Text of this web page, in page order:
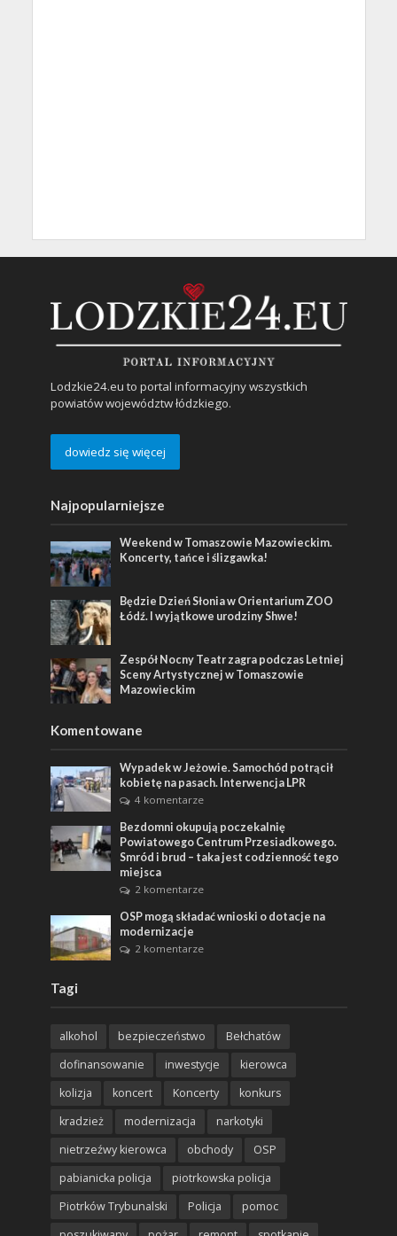
Lodzkie24.eu to portal informacyjny wszystkich
powiatów województw łódzkiego.
dowiedz się więcej
Najpopularniejsze
Weekend w Tomaszowie Mazowieckim.
Koncerty, tańce i ślizgawka!
Będzie Dzień Słonia w Orientarium ZOO
Łódź. I wyjątkowe urodziny Shwe!
Zespół Nocny Teatr zagra podczas Letniej
Sceny Artystycznej w Tomaszowie
Mazowieckim
Komentowane
Wypadek w Jeżowie. Samochód potrącił
kobietę na pasach. Interwencja LPR
4 komentarze
Bezdomni okupują poczekalnię
Powiatowego Centrum Przesiadkowego.
Smród i brud – taka jest codzienność tego
miejsca
2 komentarze
OSP mogą składać wnioski o dotacje na
modernizacje
2 komentarze
Tagi
alkohol bezpieczeństwo
Bełchatów
dofinansowanie
inwestycje
kierowca
kolizja
koncert Koncerty
konkurs
kradzież
modernizacja
narkotyki
nietrzeźwy kierowca
obchody
OSP
pabianicka policja
piotrkowska policja
Piotrków Trybunalski
Policja
pomoc